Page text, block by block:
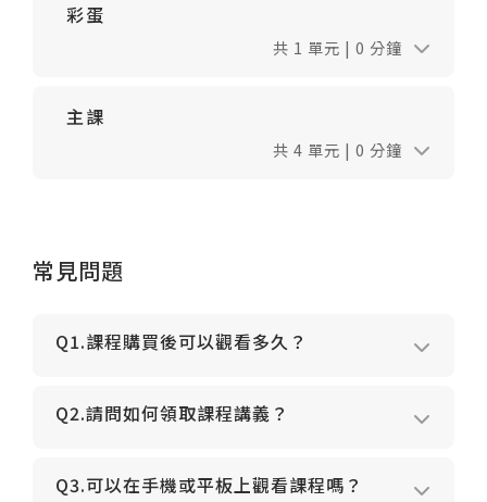
彩蛋
共 1 單元 | 0 分鐘
主課
共 4 單元 | 0 分鐘
常見問題
Q1.課程購買後可以觀看多久？
Q2.請問如何領取課程講義？
Q3.可以在手機或平板上觀看課程嗎？